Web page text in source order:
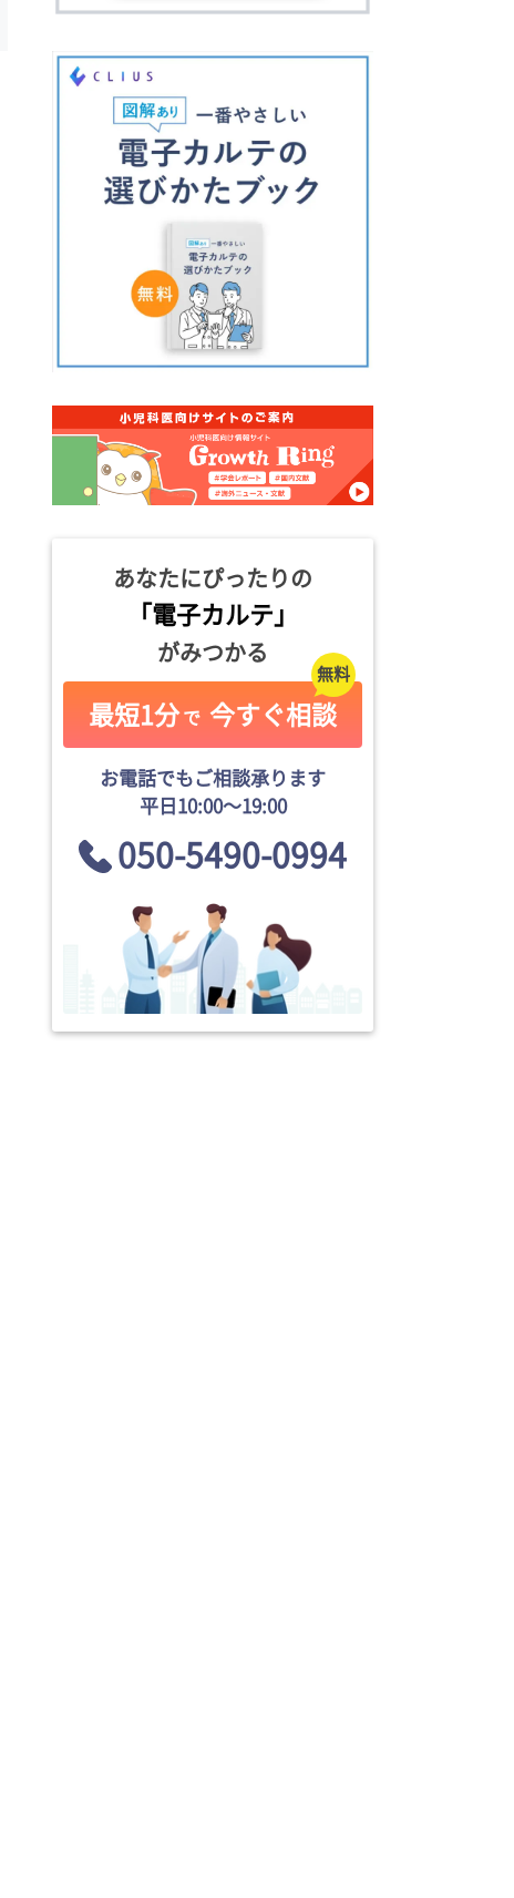
あなたにぴったりの
「電子カルテ」
がみつかる
最短1分 で 今すぐ相談
お電話でもご相談承ります
平日10:00〜19:00
050-5490-0994